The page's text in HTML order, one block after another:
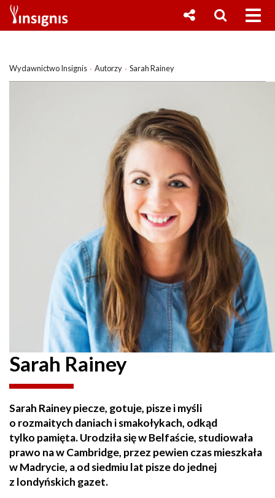
Wydawnictwo Insignis Autorzy Sarah Rainey
Sarah Rainey
Sarah Rainey piecze, gotuje, pisze i myśli
o rozmaitych daniach i smakołykach, odkąd
tylko pamięta. Urodziła się w Belfaście, studiowała
prawo na w Cambridge, przez pewien czas mieszkała
w Madrycie, a od siedmiu lat pisze do jednej
z londyńskich gazet.